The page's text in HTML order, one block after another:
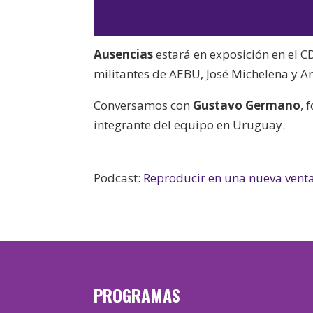
Ausenciasestará en exposición en el
militantes de AEBU, José Michelena y
Conversamos con Gustavo Germano,
integrante del equipo en Uruguay.
Podcast: Reproducir en una nueva
PROGRAMAS